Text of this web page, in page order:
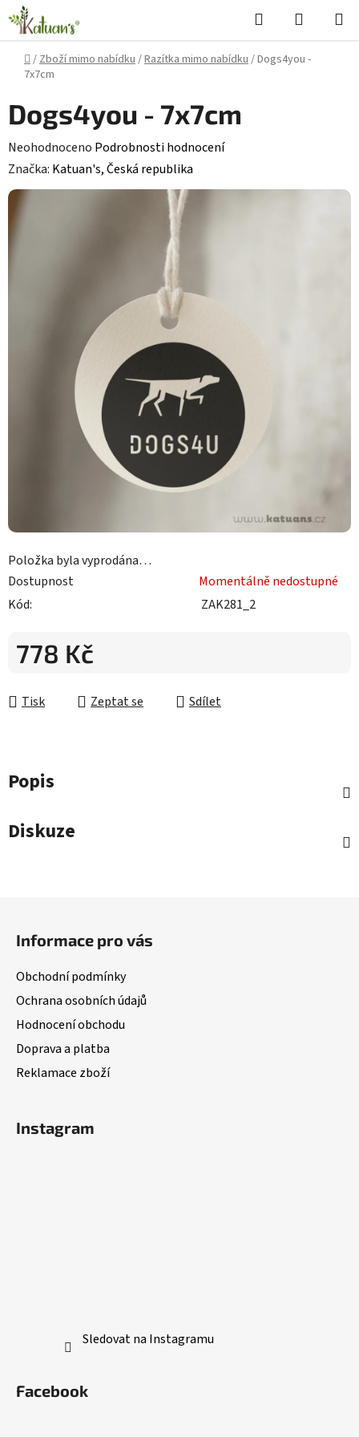
Přejít
na
obsah
Hledat
KOŠÍK
Domů
/Zboží mimo nabídku/Razítka mimo nabídku/Dogs4you -
7x7cm
Položka byla vyprodána…
Dostupnost
Momentálně nedostupné
Kód:
ZAK281_2
778 Kč
Tisk
Zeptat se Sdílet
Dogs4you - 7x7cm
Průměrné
hodnocení
produktu
Neohodnoceno Podrobnosti hodnocení
Značka: Katuan's, Česká republika
Popis
Diskuze
Informace pro vás
Obchodní podmínky
Ochrana osobních údajů
Hodnocení obchodu
Doprava a platba
Reklamace zboží
Instagram
Sledovat na Instagramu
Facebook